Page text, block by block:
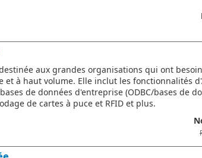
aux grandes organisations qui ont
et à haut volume. Elle inclut les fonctionnalités
de données d'entreprise (ODBC/bases de
de cartes à puce et RFID et plus.